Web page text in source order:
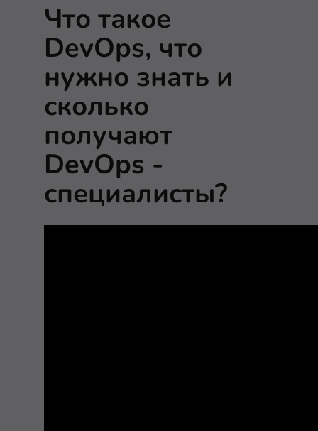
Что такое
DevOps, что
нужно знать и
сколько
получают
DevOps -
специалисты?